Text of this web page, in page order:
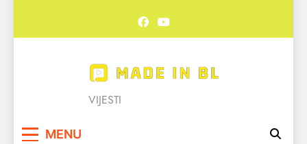
Made in BL
VIJESTI
MENU